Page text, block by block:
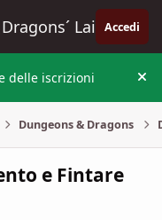
Dragons´ Lair Accedi
delle iscrizioni
Dungeons & Dragons
e Fintare